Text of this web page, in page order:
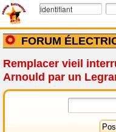
FORUM
Remplacer vieil
Arnould par un